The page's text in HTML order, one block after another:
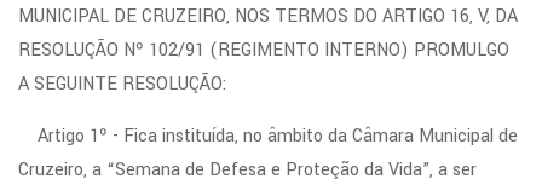
MUNICIPAL DE CRUZEIRO, NOS TERMOS DO ARTIGO 16, V, DA
RESOLUÇÃO Nº 102/91 (REGIMENTO INTERNO) PROMULGO
A SEGUINTE RESOLUÇÃO:
Artigo 1º - Fica instituída, no âmbito da Câmara Municipal de
Cruzeiro, a “Semana de Defesa e Proteção da Vida”, a ser